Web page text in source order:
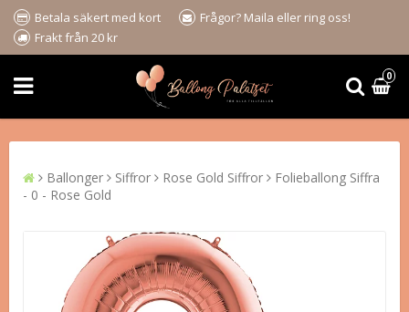
Betala säkert med kort
Frågor? Maila eller ring oss!
Frakt från 20 kr
0
Ballonger Siffror Rose Gold Siffror
Folieballong Siffra
- 0 - Rose Gold